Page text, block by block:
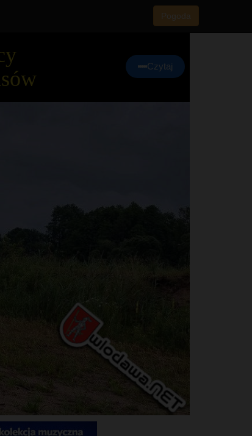
Pogoda
Czytaj